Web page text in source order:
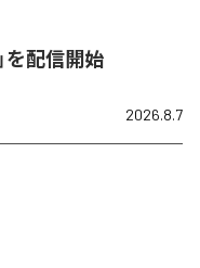
を配信開始
2026.8.7